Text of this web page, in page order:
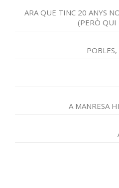
ARA QUE TINC 20 ANYS
(PERÒ QUI
A MANRESA